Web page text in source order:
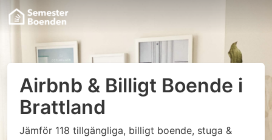
Airbnb & Billigt Boende i
Brattland
Jämför 118 tillgängliga, billigt boende, stuga &